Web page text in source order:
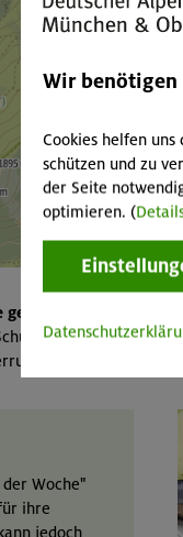
in den
auswählen.
Woche"
ihre
jedoch
Wir benötigen
Cookies helfen
schützen und zu
der Seite
optimieren. (